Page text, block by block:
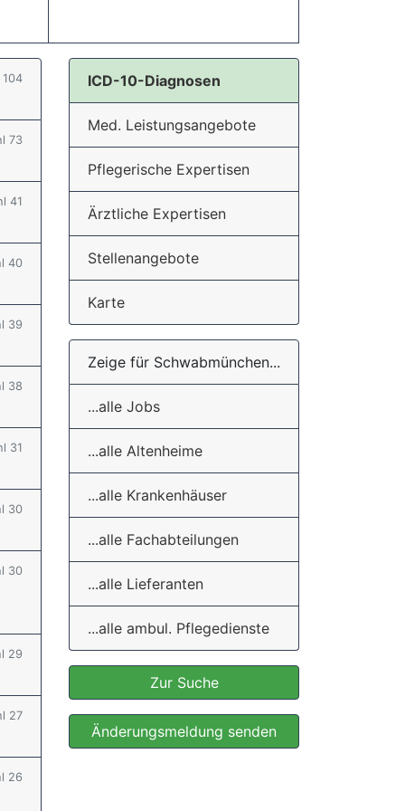
104
73
41
40
39
38
31
30
30
29
27
26
ICD-10-Diagnosen
Med. Leistungsangebote
Pflegerische Expertisen
Ärztliche Expertisen
Stellenangebote
Karte
Zeige für Schwabmünchen...
...alle Jobs
...alle Altenheime
...alle Krankenhäuser
...alle Fachabteilungen
...alle Lieferanten
...alle ambul. Pflegedienste
Zur Suche
Änderungsmeldung senden